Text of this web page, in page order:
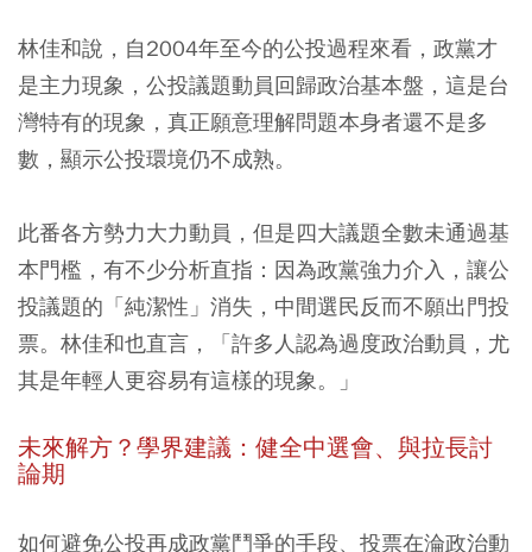
林佳和說，自2004年至今的公投過程來看，政黨才
是主力現象，公投議題動員回歸政治基本盤，這是台
灣特有的現象，真正願意理解問題本身者還不是多
數，顯示公投環境仍不成熟。
此番各方勢力大力動員，但是四大議題全數未通過基
本門檻，有不少分析直指：因為政黨強力介入，讓公
投議題的「純潔性」消失，中間選民反而不願出門投
票。林佳和也直言，「許多人認為過度政治動員，尤
其是年輕人更容易有這樣的現象。」
未來解方？學界建議：健全中選會、與拉長討
論期
如何避免公投再成政黨鬥爭的手段、投票在淪政治動